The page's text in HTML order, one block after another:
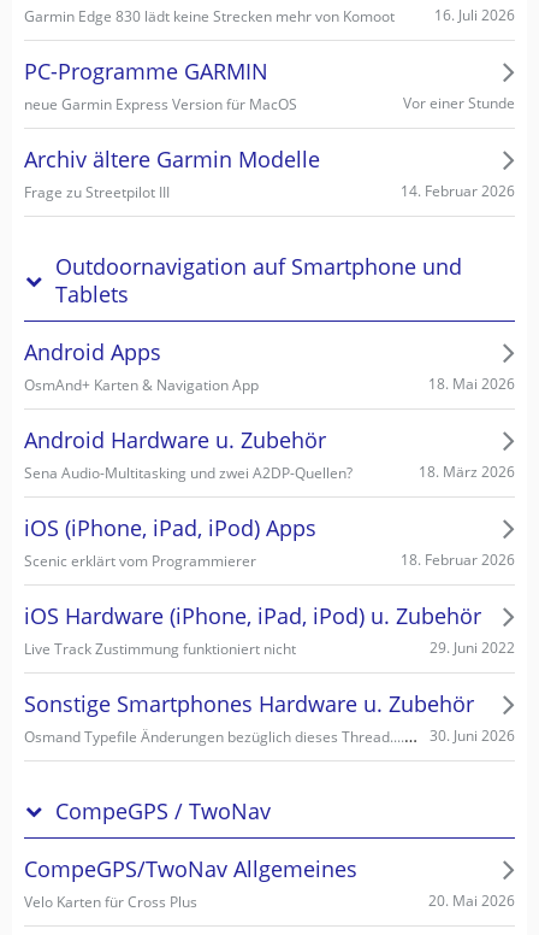
Garmin Edge 830 lädt keine Strecken mehr von Komoot 16. Juli 2026
PC-Programme GARMIN
neue Garmin Express Version für MacOS Vor einer Stunde
Archiv ältere Garmin Modelle
Frage zu Streetpilot III 14. Februar 2026
Outdoornavigation auf Smartphone und
Tablets
Android Apps
OsmAnd+ Karten & Navigation App 18. Mai 2026
Android Hardware u. Zubehör
Sena Audio-Multitasking und zwei A2DP-Quellen? 18. März 2026
iOS (iPhone, iPad, iPod) Apps
Scenic erklärt vom Programmierer 18. Februar 2026
iOS Hardware (iPhone, iPad, iPod) u. Zubehör
Live Track Zustimmung funktioniert nicht 29. Juni 2022
Sonstige Smartphones Hardware u. Zubehör
Osmand Typefile Änderungen bezüglich dieses Thread....., mögliche Fehlerquelle warum es nicht gehen kann... 30. Juni 2026
CompeGPS / TwoNav
CompeGPS/TwoNav Allgemeines
Velo Karten für Cross Plus 20. Mai 2026